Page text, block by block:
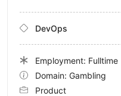
DevOps
Employment: Fulltime
Domain: Gambling
Product